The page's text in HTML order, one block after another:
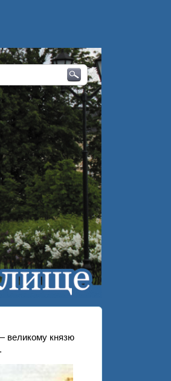
великому князю